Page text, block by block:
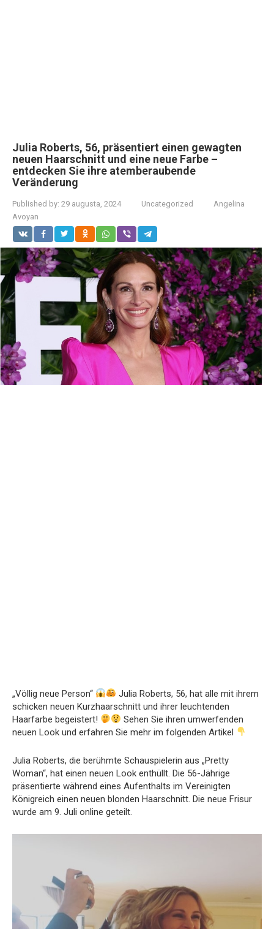
Julia Roberts, 56, präsentiert einen gewagten
neuen Haarschnitt und eine neue Farbe –
entdecken Sie ihre atemberaubende
Veränderung
Published by: 29 augusta, 2024 Uncategorized
Angelina
Avoyan
„Völlig neue Person“
Julia Roberts, 56, hat alle mit ihrem
schicken neuen Kurzhaarschnitt und ihrer leuchtenden
Haarfarbe begeistert!
Sehen Sie ihren umwerfenden
neuen Look und erfahren Sie mehr im folgenden Artikel
Julia Roberts, die berühmte Schauspielerin aus „Pretty
Woman“, hat einen neuen Look enthüllt. Die 56-Jährige
präsentierte während eines Aufenthalts im Vereinigten
Königreich einen neuen blonden Haarschnitt. Die neue Frisur
wurde am 9. Juli online geteilt.